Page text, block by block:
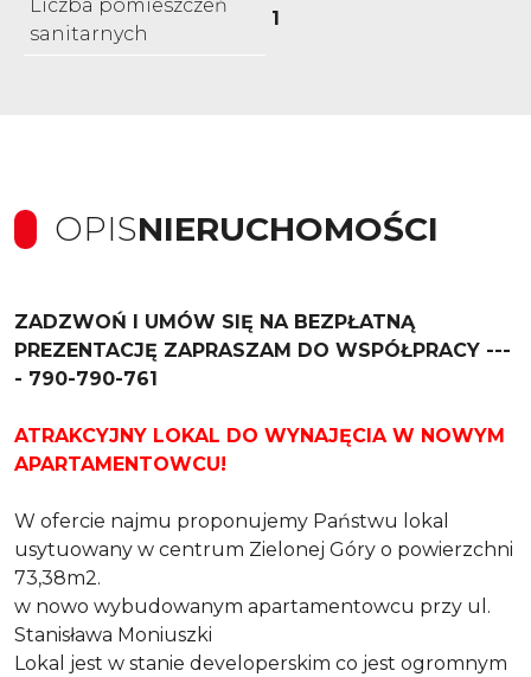
Liczba pomieszczeń
sanitarnych
1
OPISNIERUCHOMOŚCI
ZADZWOŃ I UMÓW SIĘ NA BEZPŁATNĄ
PREZENTACJĘ ZAPRASZAM DO WSPÓŁPRACY ---
- 790-790-761
ATRAKCYJNY LOKAL DO WYNAJĘCIA W NOWYM
APARTAMENTOWCU!
W ofercie najmu proponujemy Państwu lokal
usytuowany w centrum Zielonej Góry o powierzchni
73,38m2.
w nowo wybudowanym apartamentowcu przy ul.
Stanisława Moniuszki
Lokal jest w stanie developerskim co jest ogromnym